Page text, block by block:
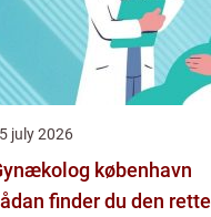
july 2026
københavn
finder du den rette